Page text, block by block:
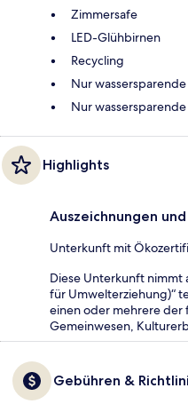
Zimmersafe
LED-Glühbirnen
Recycling
Nur
Nur
Highlights
Auszeichnungen
Unterkunft mit
Diese Unterkunft nimmt
für Umwelterziehung)“
einen oder mehrere
Gemeinwesen,
Gebühren &